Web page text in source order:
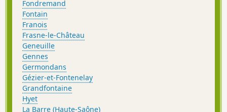
Fondremand
Fontain
Franois
Frasne-le-Château
Geneuille
Gennes
Germondans
Gézier-et-Fontenelay
Grandfontaine
Hyet
La Barre (Haute-Saône)